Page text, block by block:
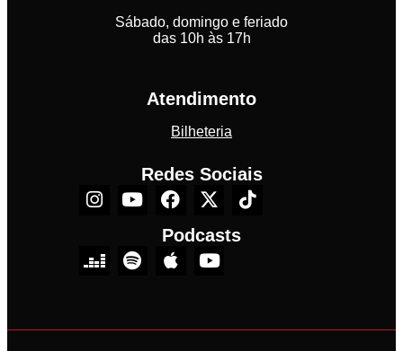
Sábado, domingo e feriado
das 10h às 17h
Atendimento
Bilheteria
Redes Sociais
Podcasts